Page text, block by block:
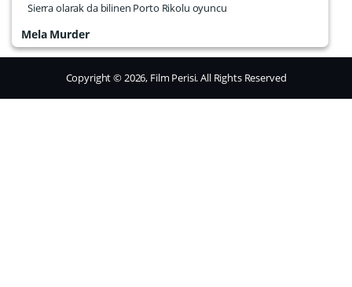
Sierra olarak da bilinen Porto Rikolu oyuncu
Mela Murder
Copyright © 2026, Film Perisi. All Rights Reserved